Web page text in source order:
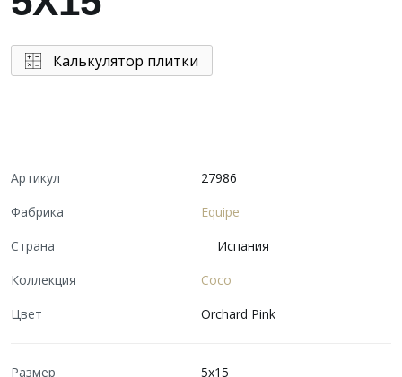
Калькулятор плитки
Артикул
27986
Фабрика
Equipe
Страна
Испания
Коллекция
Coco
Цвет
Orchard Pink
Размер
5x15